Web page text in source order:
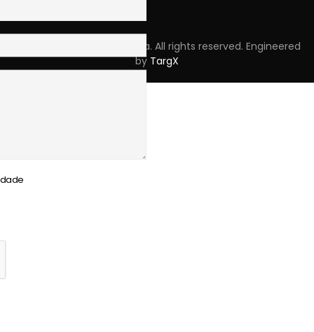
Copyright © 2023 Skpro, Lda. All rights reserved. Engineered
by TargX